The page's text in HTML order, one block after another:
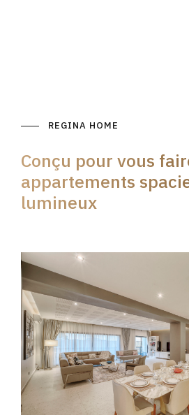
REGINA HOME
Conçu pour vous
appartements
lumineux